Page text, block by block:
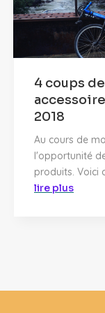
4 coups
2018
Au cours de
l'opportunité
produits. Voici
lire plus